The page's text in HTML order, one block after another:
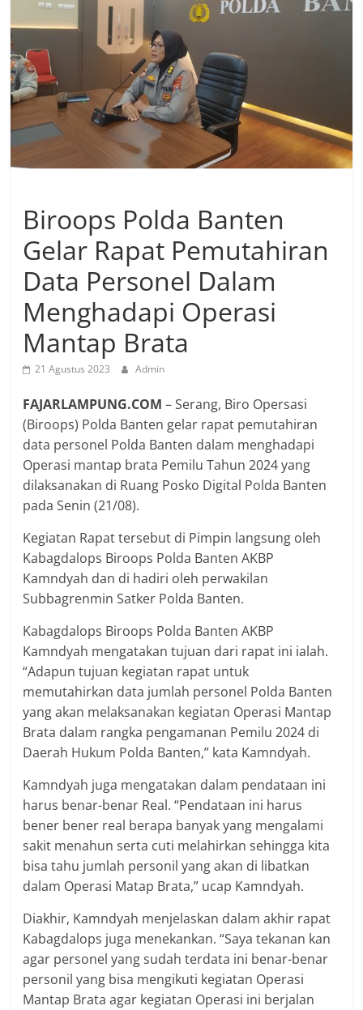
Biroops Polda Banten
Gelar Rapat Pemutahiran
Data Personel Dalam
Menghadapi Operasi
Mantap Brata
21 Agustus 2023 Admin
FAJARLAMPUNG.COM– Serang, Biro Opersasi
(Biroops) Polda Banten gelar rapat pemutahiran
data personel Polda Banten dalam menghadapi
Operasi mantap brata Pemilu Tahun 2024 yang
dilaksanakan di Ruang Posko Digital Polda Banten
pada Senin (21/08).
Kegiatan Rapat tersebut di Pimpin langsung oleh
Kabagdalops Biroops Polda Banten AKBP
Kamndyah dan di hadiri oleh perwakilan
Subbagrenmin Satker Polda Banten.
Kabagdalops Biroops Polda Banten AKBP
Kamndyah mengatakan tujuan dari rapat ini ialah.
“Adapun tujuan kegiatan rapat untuk
memutahirkan data jumlah personel Polda Banten
yang akan melaksanakan kegiatan Operasi Mantap
Brata dalam rangka pengamanan Pemilu 2024 di
Daerah Hukum Polda Banten,” kata Kamndyah.
Kamndyah juga mengatakan dalam pendataan ini
harus benar-benar Real. “Pendataan ini harus
bener bener real berapa banyak yang mengalami
sakit menahun serta cuti melahirkan sehingga kita
bisa tahu jumlah personil yang akan di libatkan
dalam Operasi Matap Brata,” ucap Kamndyah.
Diakhir, Kamndyah menjelaskan dalam akhir rapat
Kabagdalops juga menekankan. “Saya tekanan kan
agar personel yang sudah terdata ini benar-benar
personil yang bisa mengikuti kegiatan Operasi
Mantap Brata agar kegiatan Operasi ini berjalan